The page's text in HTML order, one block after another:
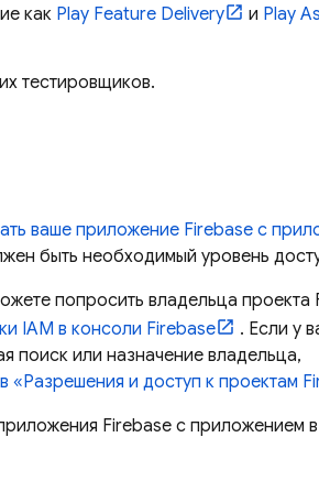
как Play Feature Delivery и Play
тестировщиков.
ваше приложение Firebase с
быть необходимый уровень
попросить владельца проекта
IAM в консоли Firebase
. Если у
поиск или назначение владельца,
и доступ к проектам
Firebase с приложением в